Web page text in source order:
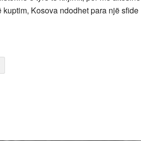
Kosova ndodhet para një sfide